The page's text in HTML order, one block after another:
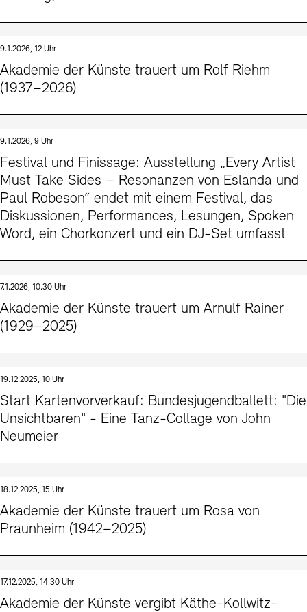
9.1.2026, 12 Uhr
Akademie der Künste trauert um Rolf Riehm
(1937–2026)
9.1.2026, 9 Uhr
Festival und Finissage: Ausstellung „Every Artist
Must Take Sides – Resonanzen von Eslanda und
Paul Robeson“ endet mit einem Festival, das
Diskussionen, Performances, Lesungen, Spoken
Word, ein Chorkonzert und ein DJ-Set umfasst
7.1.2026, 10.30 Uhr
Akademie der Künste trauert um Arnulf Rainer
(1929–2025)
19.12.2025, 10 Uhr
Start Kartenvorverkauf: Bundesjugendballett: "Die
Unsichtbaren" - Eine Tanz-Collage von John
Neumeier
18.12.2025, 15 Uhr
Akademie der Künste trauert um Rosa von
Praunheim (1942–2025)
17.12.2025, 14.30 Uhr
Akademie der Künste vergibt Käthe-Kollwitz-